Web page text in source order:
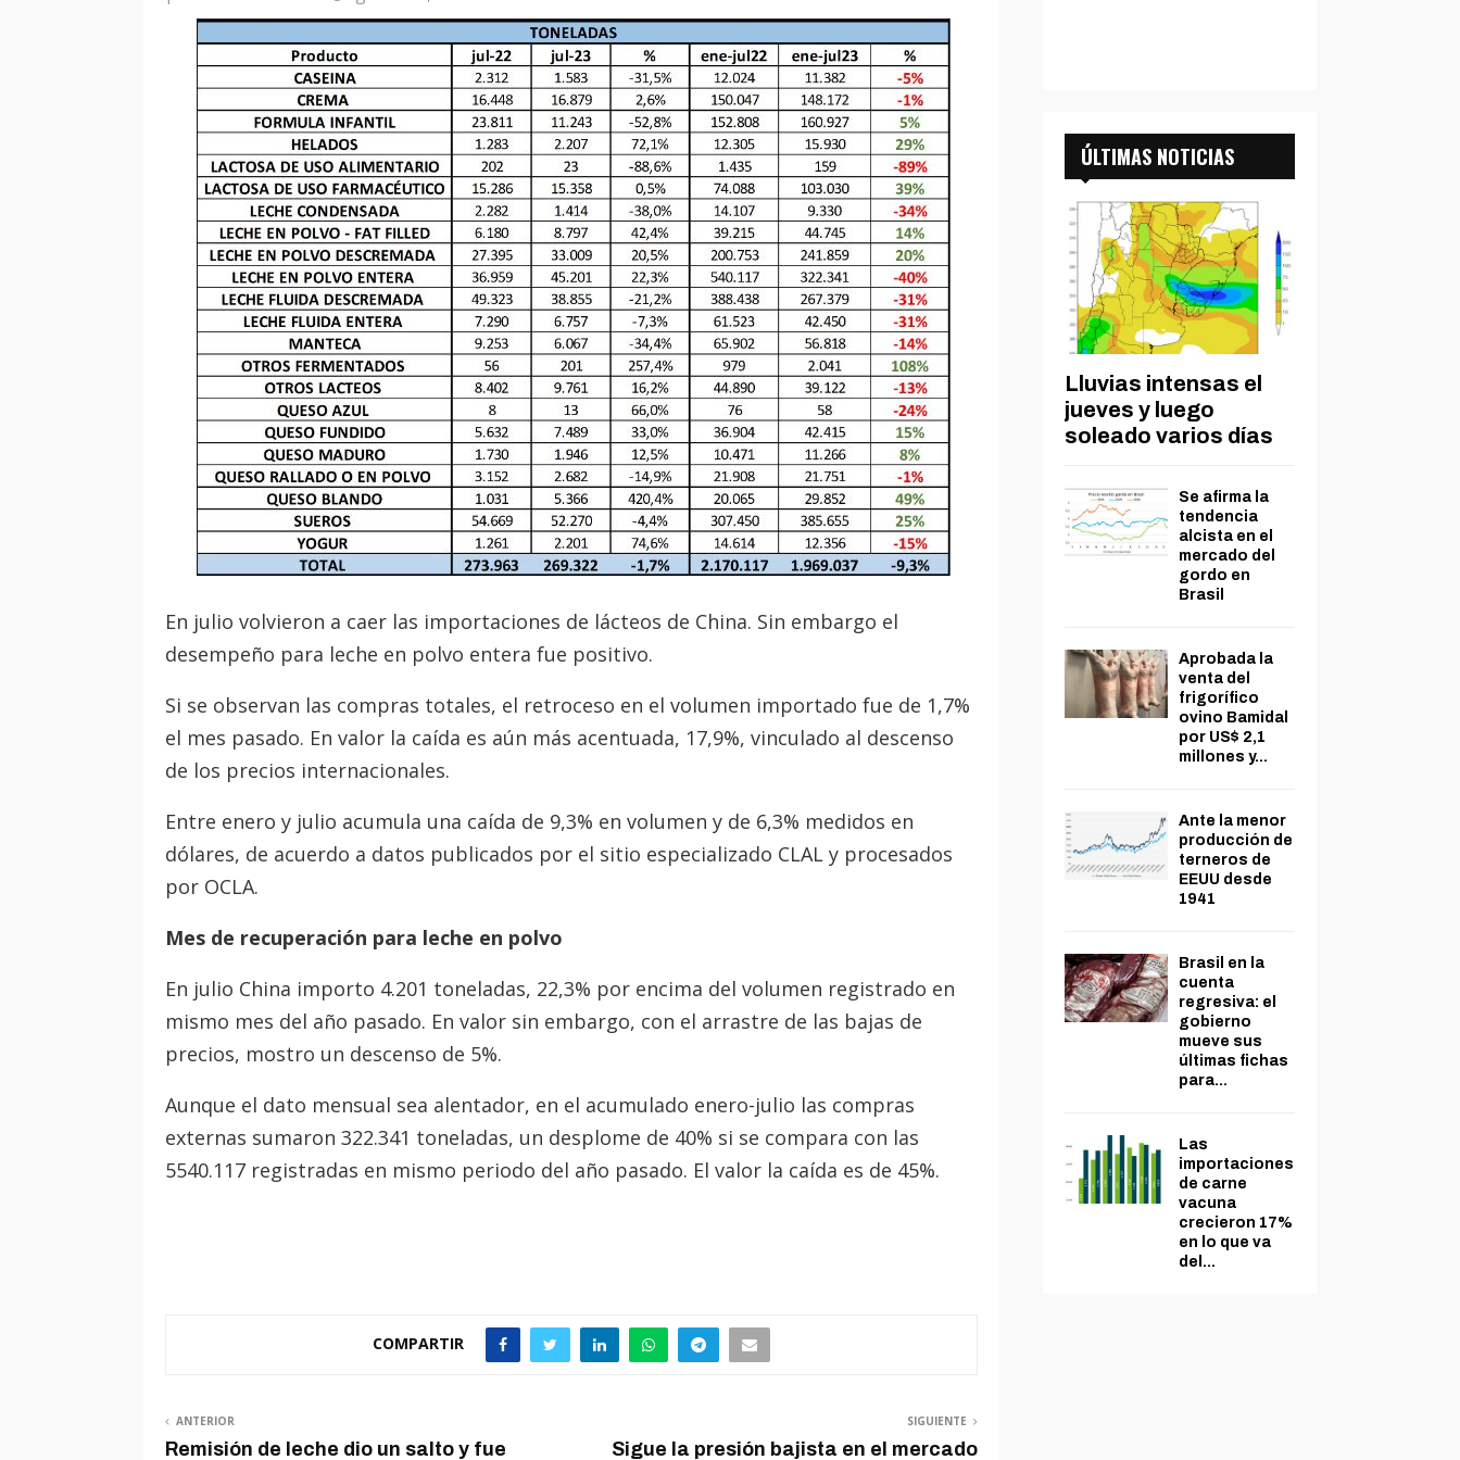
En julio volvieron a caer las importaciones de lácteos de China. Sin embargo el
desempeño para leche en polvo entera fue positivo.
Si se observan las compras totales, el retroceso en el volumen importado fue de 1,7%
el mes pasado. En valor la caída es aún más acentuada, 17,9%, vinculado al descenso
de los precios internacionales.
Entre enero y julio acumula una caída de 9,3% en volumen y de 6,3% medidos en
dólares, de acuerdo a datos publicados por el sitio especializado CLAL y procesados
por OCLA.
Mes de recuperación para leche en polvo
En julio China importo 4.201 toneladas, 22,3% por encima del volumen registrado en
mismo mes del año pasado. En valor sin embargo, con el arrastre de las bajas de
precios, mostro un descenso de 5%.
Aunque el dato mensual sea alentador, en el acumulado enero-julio las compras
externas sumaron 322.341 toneladas, un desplome de 40% si se compara con las
5540.117 registradas en mismo periodo del año pasado. El valor la caída es de 45%.
COMPARTIR
ANTERIOR
Remisión de leche dio un salto y fue
SIGUIENTE
Sigue la presión bajista en el mercado
ÚLTIMAS NOTICIAS
Lluvias intensas el
jueves y luego
soleado varios días
Se afirma la
tendencia
alcista en el
mercado del
gordo en
Brasil
Aprobada la
venta del
frigorífico
ovino Bamidal
por US$ 2,1
millones y...
Ante la menor
producción de
terneros de
EEUU desde
1941
Brasil en la
cuenta
regresiva: el
gobierno
mueve sus
últimas fichas
para...
Las
importaciones
de carne
vacuna
crecieron 17%
en lo que va
del...